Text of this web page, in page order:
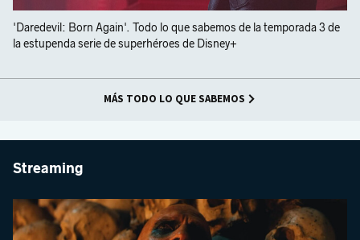
'Daredevil: Born Again'. Todo lo que sabemos de la temporada 3 de
la estupenda serie de superhéroes de Disney+
MÁS TODO LO QUE SABEMOS
Streaming